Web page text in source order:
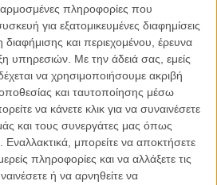
πληροφορίες που
για εξατομικευμένες διαφημίσεις
διαφήμισης και περιεχομένου, έρευνα
υπηρεσιών. Με την άδειά σας, εμείς
να χρησιμοποιήσουμε ακριβή
και ταυτοποίησης μέσω
να κάνετε κλικ για να συναινέσετε
και τους συνεργάτες μας όπως
μπορείτε να αποκτήσετε
πληροφορίες και να αλλάξετε τις
ή να αρνηθείτε να
πασχαλινές διακοπές τους μέχρι τις 12
το ισχνό κράτημα του ελληνικού horror
, που έχει ήδη αρχίσει να εξαντλεί το κοινό
του«Βασιλείου του Πλανήτη των
η αναβίωση έπιασε ποτέ το ελληνικό
πρώτη ταινία, με υπότιτλο «Η
62.350 εισιτήρια το 2011, η
το 2014 και η τρίτη, «Η Σύγκρουση»,
με 15.431 τετραήμερο. Καμία